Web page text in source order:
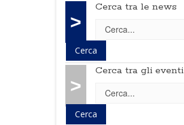
>
Cerca tra le news
>
Cerca tra gli eventi